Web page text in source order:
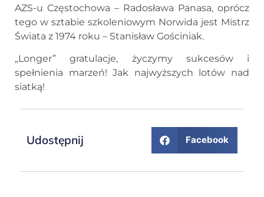
AZS-u Częstochowa – Radosława Panasa, oprócz
tego w sztabie szkoleniowym Norwida jest Mistrz
Świata z 1974 roku – Stanisław Gościniak.
„Longer” gratulacje, życzymy sukcesów i
spełnienia marzeń! Jak najwyższych lotów nad
siatką!
Udostępnij Facebook